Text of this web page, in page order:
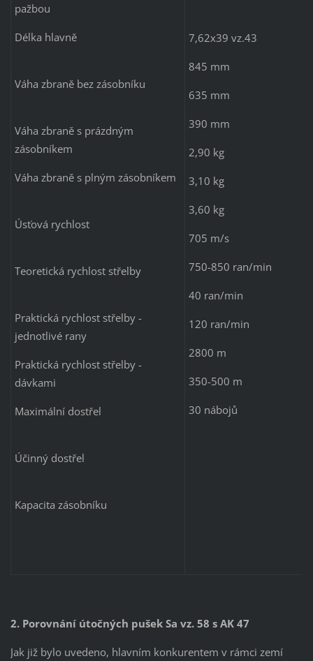
pažbou
Délka hlavně
Váha zbraně bez zásobníku
Váha zbraně s prázdným
zásobníkem
Váha zbraně s plným zásobníkem
Úsťová rychlost
Teoretická rychlost střelby
Praktická rychlost střelby -
jednotlivé rany
Praktická rychlost střelby -
dávkami
Maximální dostřel
Účinný dostřel
Kapacita zásobníku
7,62x39 vz.43
845 mm
635 mm
390 mm
2,90 kg
3,10 kg
3,60 kg
705 m/s
750-850 ran/min
40 ran/min
120 ran/min
2800 m
350-500 m
30 nábojů
2. Porovnání útočných pušek Sa vz. 58 s AK 47
Jak již bylo uvedeno, hlavním konkurentem v rámci zemí